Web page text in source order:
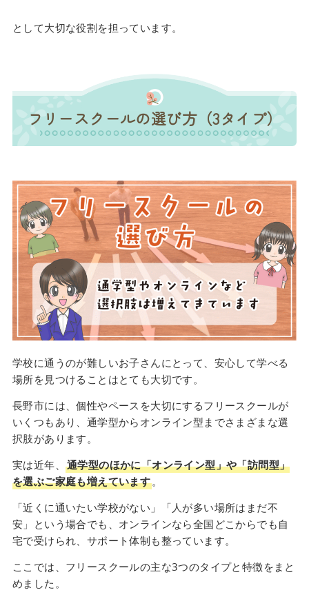
として大切な役割を担っています。
フリースクールの選び方（3タイプ）
学校に通うのが難しいお子さんにとって、安心して学べる
場所を見つけることはとても大切です。
長野市には、個性やペースを大切にするフリースクールが
いくつもあり、通学型からオンライン型までさまざまな選
択肢があります。
実は近年、 通学型のほかに「オンライン型」や「訪問型」
を選ぶご家庭も増えています。
「近くに通いたい学校がない」「人が多い場所はまだ不
安」という場合でも、オンラインなら全国どこからでも自
宅で受けられ、サポート体制も整っています。
ここでは、フリースクールの主な3つのタイプと特徴をまと
めました。